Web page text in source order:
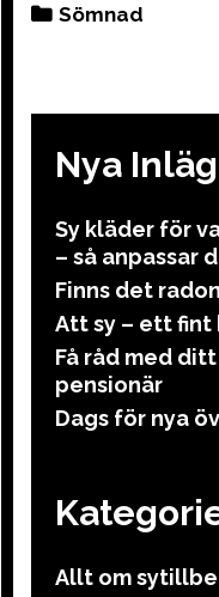
Categories
Sömnad
Nya
Sy kläder för
– så anpassar
Finns det
Att sy – ett
Få råd med
pensionär
Dags för nya
Allt om